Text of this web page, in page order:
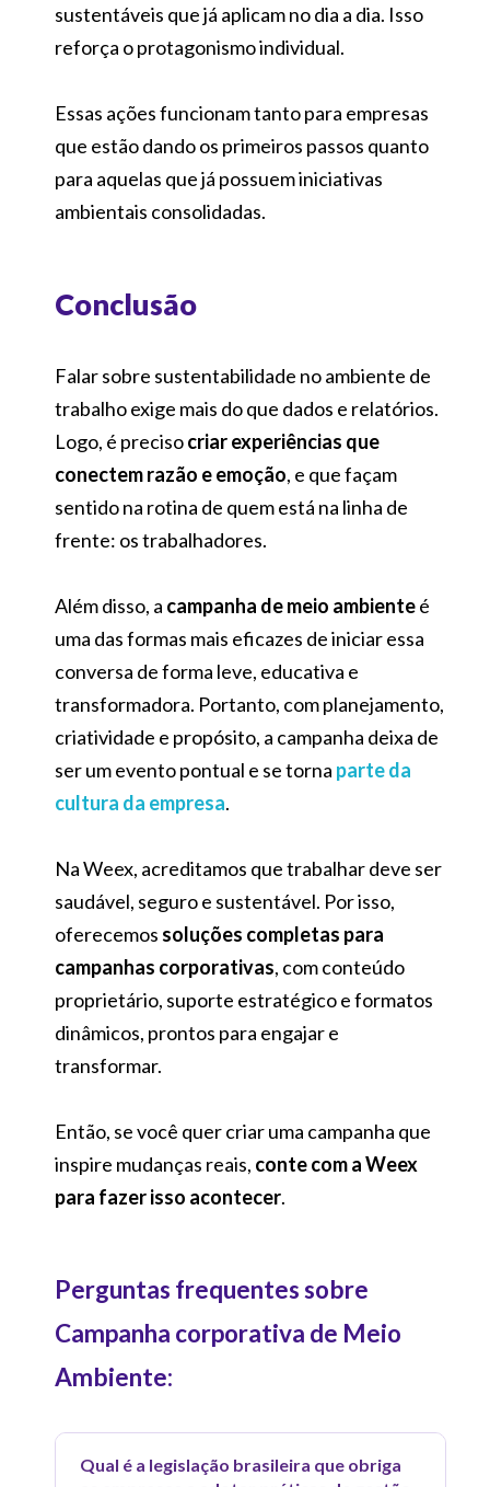
sustentáveis que já aplicam no dia a dia. Isso
reforça o protagonismo individual.
Essas ações funcionam tanto para empresas
que estão dando os primeiros passos quanto
para aquelas que já possuem iniciativas
ambientais consolidadas.
Conclusão
Falar sobre sustentabilidade no ambiente de
trabalho exige mais do que dados e relatórios.
Logo, é precisocriar experiências que
conectem razão e emoção, e que façam
sentido na rotina de quem está na linha de
frente: os trabalhadores.
Além disso, a campanha de meio ambienteé
uma das formas mais eficazes de iniciar essa
conversa de forma leve, educativa e
transformadora. Portanto, com planejamento,
criatividade e propósito, a campanha deixa de
ser um evento pontual e se torna parte da
cultura da empresa.
Na Weex, acreditamos que trabalhar deve ser
saudável, seguro e sustentável. Por isso,
oferecemos soluções completas para
campanhas corporativas, com conteúdo
proprietário, suporte estratégico e formatos
dinâmicos, prontos para engajar e
transformar.
Então, se você quer criar uma campanha que
inspire mudanças reais, conte com a Weex
para fazer isso acontecer.
Perguntas frequentes sobre
Campanha corporativa de Meio
Ambiente:
Qual é a legislação brasileira que obriga